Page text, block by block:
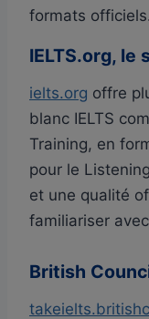
formats officiels.
IELTS.org, le
ielts.org offre
blanc IELTS
Training, en
pour le
et une qualité
familiariser
British